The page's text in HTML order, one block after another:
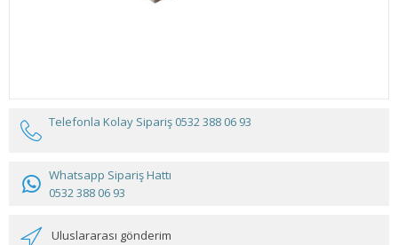
Telefonla Kolay Sipariş 0532 388 06 93
Whatsapp Sipariş Hattı
0532 388 06 93
Uluslararası gönderim